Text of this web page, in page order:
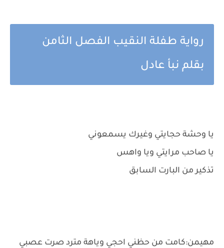
رواية طفلة النقيب الفصل الثامن
بقلم نبأ عادل
يا وحشة حجايتي وغيرك يسمعوني
يا صاحب مرايتي ويا واهس
تذكير من البارت السابق
مهيمن:كامت من حظني احجي وياهة مترد صرت عصبي